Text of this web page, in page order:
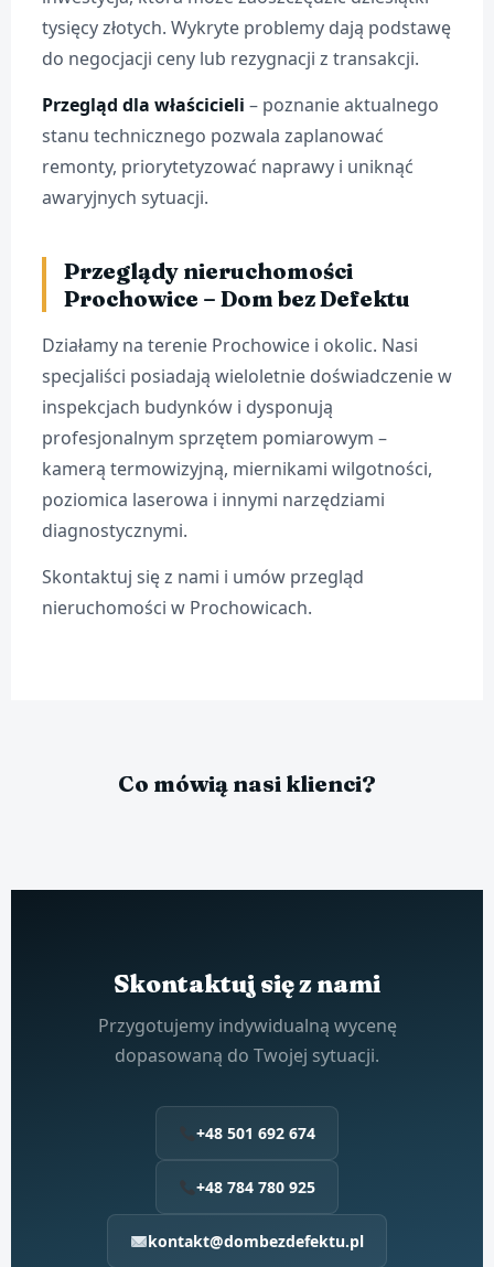
tysięcy złotych. Wykryte problemy dają podstawę
do negocjacji ceny lub rezygnacji z transakcji.
Przegląd dla właścicieli – poznanie aktualnego
stanu technicznego pozwala zaplanować
remonty, priorytetyzować naprawy i uniknąć
awaryjnych sytuacji.
Przeglądy nieruchomości
Prochowice – Dom bez Defektu
Działamy na terenie Prochowice i okolic. Nasi
specjaliści posiadają wieloletnie doświadczenie w
inspekcjach budynków i dysponują
profesjonalnym sprzętem pomiarowym –
kamerą termowizyjną, miernikami wilgotności,
poziomica laserowa i innymi narzędziami
diagnostycznymi.
Skontaktuj się z nami i umów przegląd
nieruchomości w Prochowicach.
Co mówią nasi klienci?
Skontaktuj się z nami
Przygotujemy indywidualną wycenę
dopasowaną do Twojej sytuacji.
+48 501 692 674
+48 784 780 925
kontakt@dombezdefektu.pl